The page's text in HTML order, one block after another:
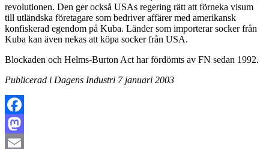
revolutionen. Den ger också USAs regering rätt att förneka visum
till utländska företagare som bedriver affärer med amerikansk
konfiskerad egendom på Kuba. Länder som importerar socker från
Kuba kan även nekas att köpa socker från USA.
Blockaden och Helms-Burton Act har fördömts av FN sedan 1992.
Publicerad i Dagens Industri 7 januari 2003
Facebook
Mastodon